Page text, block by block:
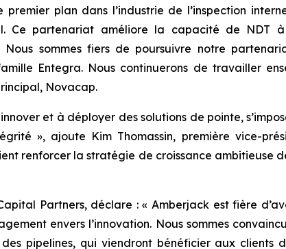
plan dans l’industrie de l’inspection
Ce partenariat améliore la capacité de NDT
Nous sommes fiers de poursuivre notre
Entegra. Nous continuerons de travailler
Novacap.
et à déployer des solutions de pointe,
», ajoute Kim Thomassin, première vice-
renforcer la stratégie de croissance ambitieuse
Partners, déclare : « Amberjack est fière
envers l’innovation. Nous sommes
pipelines, qui viendront bénéficier aux